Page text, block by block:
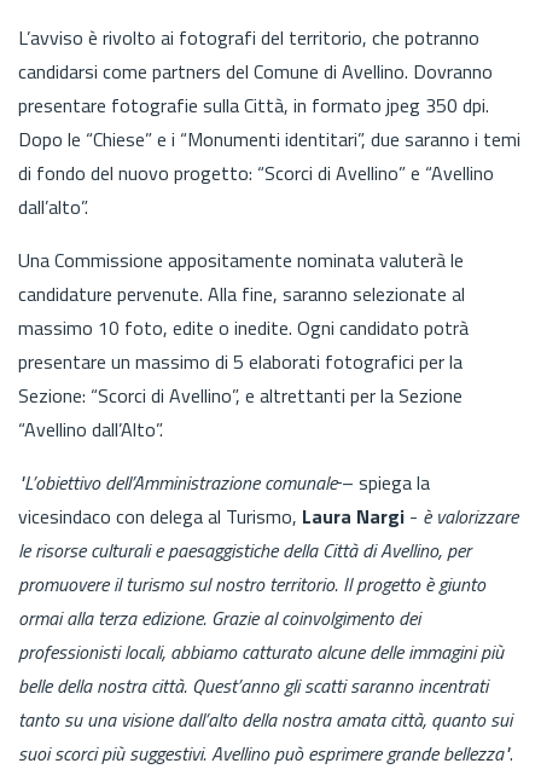
L’avviso è rivolto ai fotografi del territorio, che potranno
candidarsi come partners del Comune di Avellino. Dovranno
presentare fotografie sulla Città, in formato jpeg 350 dpi.
Dopo le “Chiese” e i “Monumenti identitari”, due saranno i temi
di fondo del nuovo progetto: “Scorci di Avellino” e “Avellino
dall’alto”.
Una Commissione appositamente nominata valuterà le
candidature pervenute. Alla fine, saranno selezionate al
massimo 10 foto, edite o inedite. Ogni candidato potrà
presentare un massimo di 5 elaborati fotografici per la
Sezione: “Scorci di Avellino”, e altrettanti per la Sezione
“Avellino dall’Alto”.
"L’obiettivo dell’Amministrazione comunale – spiega la
vicesindaco con delega al Turismo, Laura Nargi - è valorizzare
le risorse culturali e paesaggistiche della Città di Avellino, per
promuovere il turismo sul nostro territorio. Il progetto è giunto
ormai alla terza edizione. Grazie al coinvolgimento dei
professionisti locali, abbiamo catturato alcune delle immagini più
belle della nostra città. Quest’anno gli scatti saranno incentrati
tanto su una visione dall’alto della nostra amata città, quanto sui
suoi scorci più suggestivi. Avellino può esprimere grande bellezza".